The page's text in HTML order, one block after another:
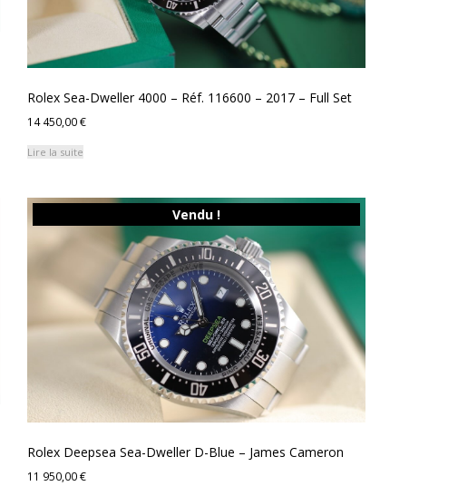
Rolex Sea-Dweller 4000 – Réf. 116600 – 2017 – Full Set
14 450,00€
Lire la suite
Vendu !
Rolex Deepsea Sea-Dweller D-Blue – James Cameron
11 950,00€